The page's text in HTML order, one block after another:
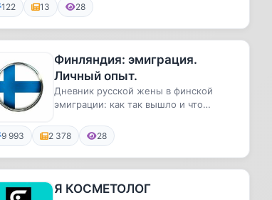
122 13 28
Финляндия: эмиграция.
Личный опыт.
Дневник русской жены в финской
эмиграции: как так вышло и что
счастьем...
9 993 2 378 28
Я КОСМЕТОЛОГ